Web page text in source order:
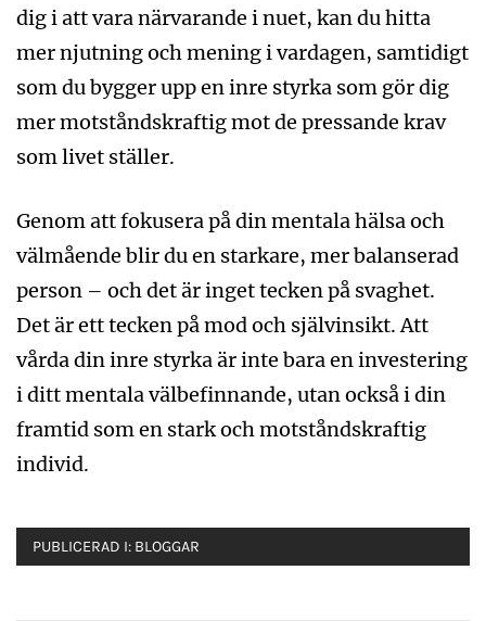
dig i att vara närvarande i nuet, kan du hitta
mer njutning och mening i vardagen, samtidigt
som du bygger upp en inre styrka som gör dig
mer motståndskraftig mot de pressande krav
som livet ställer.
Genom att fokusera på din mentala hälsa och
välmående blir du en starkare, mer balanserad
person – och det är inget tecken på svaghet.
Det är ett tecken på mod och självinsikt. Att
vårda din inre styrka är inte bara en investering
i ditt mentala välbefinnande, utan också i din
framtid som en stark och motståndskraftig
individ.
PUBLICERAD I: BLOGGAR